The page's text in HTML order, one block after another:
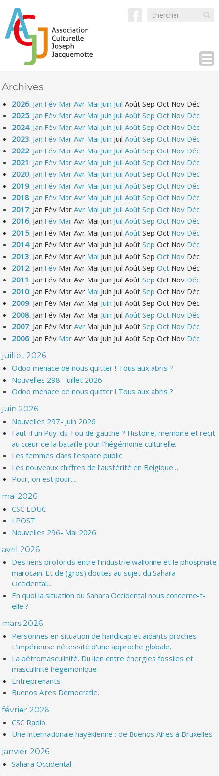
Archives
2026: Jan Fév Mar Avr Mai Juin Juil Août Sep Oct Nov Déc
2025: Jan Fév Mar Avr Mai Juin Juil Août Sep Oct Nov Déc
2024: Jan Fév Mar Avr Mai Juin Juil Août Sep Oct Nov Déc
2023: Jan Fév Mar Avr Mai Juin Juil Août Sep Oct Nov Déc
2022: Jan Fév Mar Avr Mai Juin Juil Août Sep Oct Nov Déc
2021: Jan Fév Mar Avr Mai Juin Juil Août Sep Oct Nov Déc
2020: Jan Fév Mar Avr Mai Juin Juil Août Sep Oct Nov Déc
2019: Jan Fév Mar Avr Mai Juin Juil Août Sep Oct Nov Déc
2018: Jan Fév Mar Avr Mai Juin Juil Août Sep Oct Nov Déc
2017: Jan Fév Mar Avr Mai Juin Juil Août Sep Oct Nov Déc
2016: Jan Fév Mar Avr Mai Juin Juil Août Sep Oct Nov Déc
2015: Jan Fév Mar Avr Mai Juin Juil Août Sep Oct Nov Déc
2014: Jan Fév Mar Avr Mai Juin Juil Août Sep Oct Nov Déc
2013: Jan Fév Mar Avr Mai Juin Juil Août Sep Oct Nov Déc
2012: Jan Fév Mar Avr Mai Juin Juil Août Sep Oct Nov Déc
2011: Jan Fév Mar Avr Mai Juin Juil Août Sep Oct Nov Déc
2010: Jan Fév Mar Avr Mai Juin Juil Août Sep Oct Nov Déc
2009: Jan Fév Mar Avr Mai Juin Juil Août Sep Oct Nov Déc
2008: Jan Fév Mar Avr Mai Juin Juil Août Sep Oct Nov Déc
2007: Jan Fév Mar Avr Mai Juin Juil Août Sep Oct Nov Déc
2006: Jan Fév Mar Avr Mai Juin Juil Août Sep Oct Nov Déc
juillet 2026
Odoo menace de nous quitter ! Tous aux abris ?
Nouvelles 298- Juillet 2026
Odoo menace de nous quitter ! Tous aux abris ?
juin 2026
Nouvelles 297- Juin 2026
Faut-il un Puy-du-Fou de gauche ? Histoire, mémoire et récit
au cœur de la bataille pour l’hégémonie culturelle.
Les femmes dans l’espace public
Les nouveaux chiffres de l’austérité en Belgique…
Pour, on est pour....
mai 2026
CSC EDUC
LPOST
Nouvelles 296- Mai 2026
avril 2026
Des liens profonds entre l’industrie wallonne et le phosphate
marocain. Et de (gros) doutes au sujet du Sahara
Occidental...
En quoi la situation du Sahara Occidental nous concerne-t-
elle ?
mars 2026
Personnes en situation de handicap et aidants proches.
L’impérieuse nécessité d'une approche globale.
La pétromasculinité. Du lien entre énergies fossiles et
masculinité hégémonique
Entreprenants
Buenos Aires Démocratie.
février 2026
CSC Radio
Une internationale hayékienne : de Buenos Aires à Bruxelles
janvier 2026
Sahara Occidental